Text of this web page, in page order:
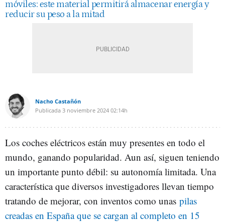
móviles: este material permitirá almacenar energía y
reducir su peso a la mitad
Nacho Castañón
Publicada 3 noviembre 2024 02:14h
Los coches eléctricos están muy presentes en todo el
mundo, ganando popularidad. Aun así, siguen teniendo
un importante punto débil: su autonomía limitada. Una
característica que diversos investigadores llevan tiempo
tratando de mejorar, con inventos como unas pilas
creadas en España que se cargan al completo en 15